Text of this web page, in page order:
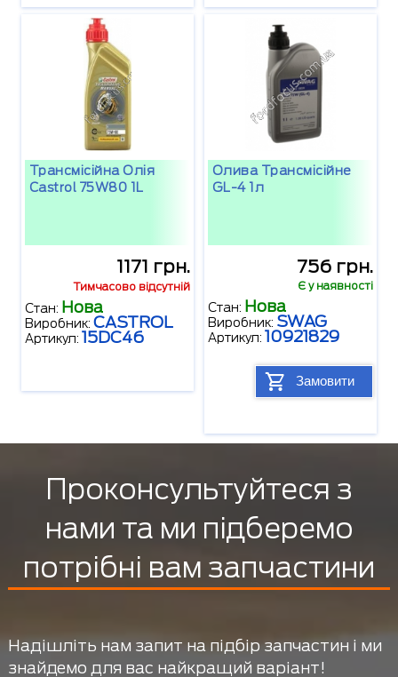
Трансмісійна Олія
Castrol 75W80 1L
1171 грн.
Тимчасово відсутній
Стан: Нова
Виробник: CASTROL
Артикул: 15DC46
Олива Трансмісійне
GL-4 1л
756 грн.
Є у наявності
Стан: Нова
Виробник: SWAG
Артикул: 10921829
Замовити
Проконсультуйтеся з
нами та ми підберемо
потрібні вам запчастини
Надішліть нам запит на підбір запчастин і ми
знайдемо для вас найкращий варіант!